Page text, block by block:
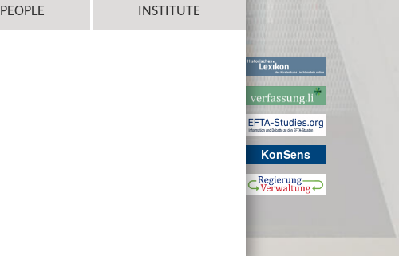
KonSens
PEOPLE INSTITUTE